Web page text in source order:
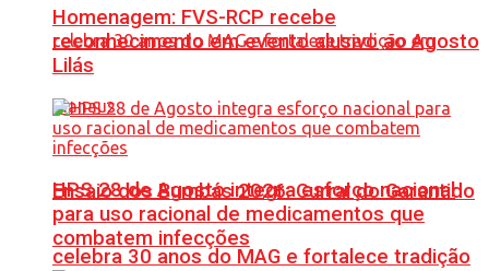
Ensaio dos Bumbás 2026: Curral do Garantido
celebra 30 anos do MAG e fortalece tradição
Homenagem: FVS-RCP recebe
reconhecimento em evento alusivo ao Agosto
Lilás
HPS 28 de Agosto integra esforço nacional
para uso racional de medicamentos que
combatem infecções